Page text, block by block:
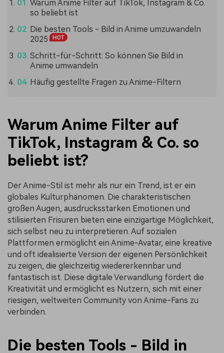
Warum Anime Filter auf TikTok, Instagram & Co.
so beliebt ist
Die besten Tools - Bild in Anime umzuwandeln
2025
Schritt-für-Schritt: So können Sie Bild in
Anime umwandeln
Häufig gestellte Fragen zu Anime-Filtern
Warum Anime Filter auf
TikTok, Instagram & Co. so
beliebt ist?
Der Anime-Stil ist mehr als nur ein Trend, ist er ein
globales Kulturphänomen. Die charakteristischen
großen Augen, ausdrucksstarken Emotionen und
stilisierten Frisuren bieten eine einzigartige Möglichkeit,
sich selbst neu zu interpretieren. Auf sozialen
Plattformen ermöglicht ein Anime-Avatar, eine kreative
und oft idealisierte Version der eigenen Persönlichkeit
zu zeigen, die gleichzeitig wiedererkennbar und
fantastisch ist. Diese digitale Verwandlung fördert die
Kreativität und ermöglicht es Nutzern, sich mit einer
riesigen, weltweiten Community von Anime-Fans zu
verbinden.
Die besten Tools - Bild in